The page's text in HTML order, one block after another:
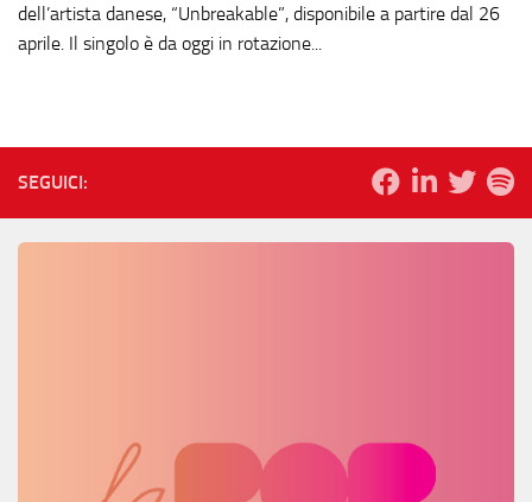
dell’artista danese, “Unbreakable”, disponibile a partire dal 26
aprile. Il singolo è da oggi in rotazione...
SEGUICI: